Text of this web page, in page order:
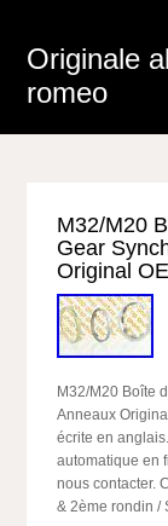
Originale
romeo
M32/M20
Gear
Original OE
M32/M20 Boîte
Anneaux
écrite en
automatique en
nous contacter.
& 2ème rondin /